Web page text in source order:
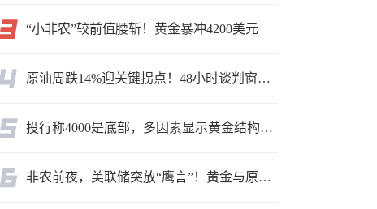
“小非农”较前值腰斩！黄金暴冲4200美元
原油周跌14%迎关键拐点！48小时谈判窗口，暗藏行情变数
投行称4000是底部，多因素显示黄金结构性机会显现
非农前夜，美联储突放“鹰言”！黄金与原油为何联手反攻？